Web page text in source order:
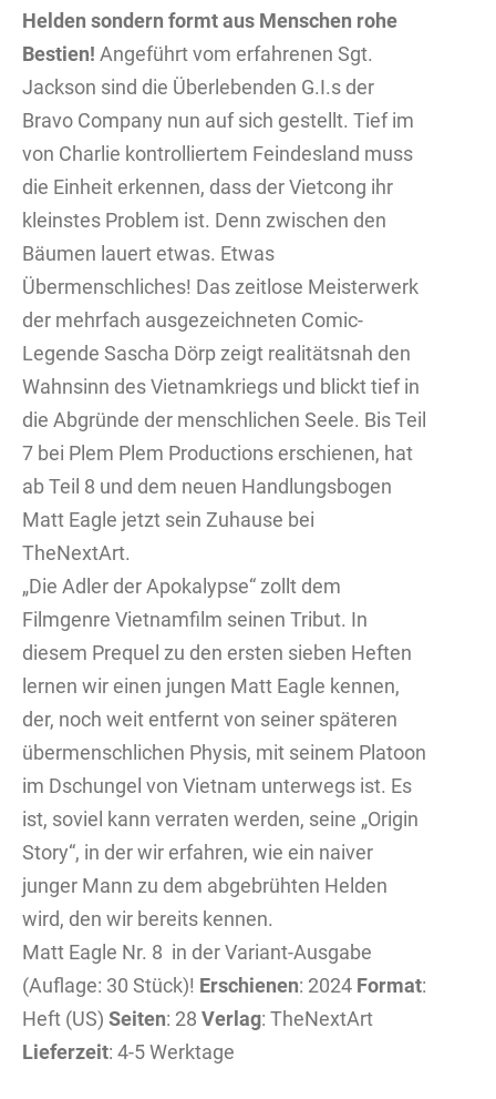
Helden sondern formt aus Menschen rohe
Bestien! Angeführt vom erfahrenen Sgt.
Jackson sind die Überlebenden G.I.s der
Bravo Company nun auf sich gestellt. Tief im
von Charlie kontrolliertem Feindesland muss
die Einheit erkennen, dass der Vietcong ihr
kleinstes Problem ist. Denn zwischen den
Bäumen lauert etwas. Etwas
Übermenschliches! Das zeitlose Meisterwerk
der mehrfach ausgezeichneten Comic-
Legende Sascha Dörp zeigt realitätsnah den
Wahnsinn des Vietnamkriegs und blickt tief in
die Abgründe der menschlichen Seele. Bis Teil
7 bei Plem Plem Productions erschienen, hat
ab Teil 8 und dem neuen Handlungsbogen
Matt Eagle jetzt sein Zuhause bei
TheNextArt.
„Die Adler der Apokalypse“ zollt dem
Filmgenre Vietnamfilm seinen Tribut. In
diesem Prequel zu den ersten sieben Heften
lernen wir einen jungen Matt Eagle kennen,
der, noch weit entfernt von seiner späteren
übermenschlichen Physis, mit seinem Platoon
im Dschungel von Vietnam unterwegs ist. Es
ist, soviel kann verraten werden, seine „Origin
Story“, in der wir erfahren, wie ein naiver
junger Mann zu dem abgebrühten Helden
wird, den wir bereits kennen.
Matt Eagle Nr. 8 in der Variant-Ausgabe
(Auflage: 30 Stück)! Erschienen: 2024 Format:
Heft (US) Seiten: 28 Verlag: TheNextArt
Lieferzeit: 4-5 Werktage